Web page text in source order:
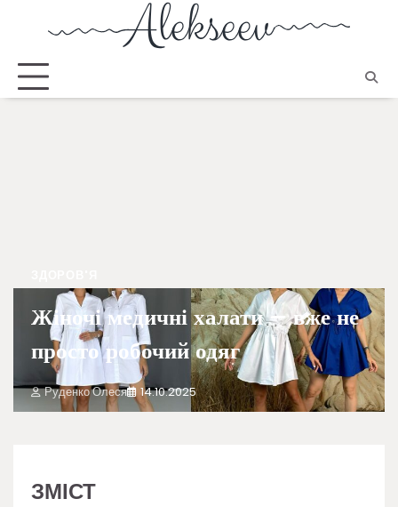
Жіночі медичні халати – вже не
просто робочий одяг
Руденко Олеся 14.10.2025
ЗМІСТ